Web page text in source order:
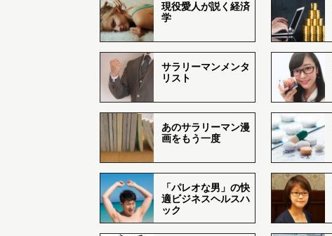
現役愛人が説く経済
学
サラリーマンメンタ
リスト
あのサラリーマン漫
画をもう一度
「パレオな男」の快
適ビジネスヘルスハ
ック